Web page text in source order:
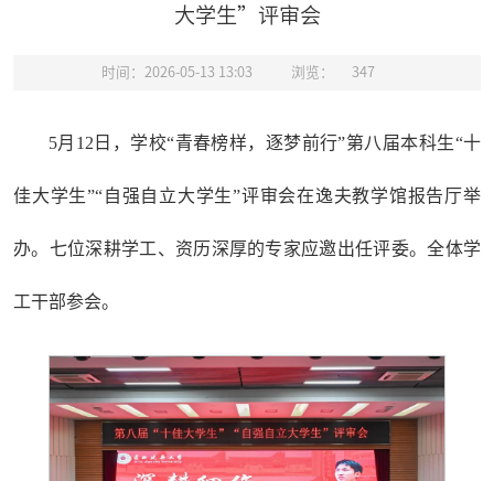
大学生”评审会
时间：2026-05-13 13:03 浏览： 347
5月12日，学校“青春榜样，逐梦前行”第八届本科生“十
佳大学生”“自强自立大学生”评审会在逸夫教学馆报告厅举
办。七位深耕学工、资历深厚的专家应邀出任评委。全体学
工干部参会。